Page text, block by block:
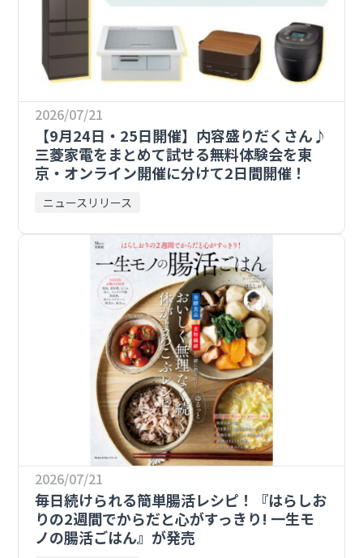
2026/07/21
【9月24日・25日開催】内容盛りだくさん♪
三菱家電をまとめて試せる無料体験会を東
京・オンライン開催に分けて2日間開催！
ニュースリリース
2026/07/21
毎日続けられる簡単腸活レシピ！『はらしお
りの2週間でからだと心がすっきり! 一生モ
ノの腸活ごはん』が発売